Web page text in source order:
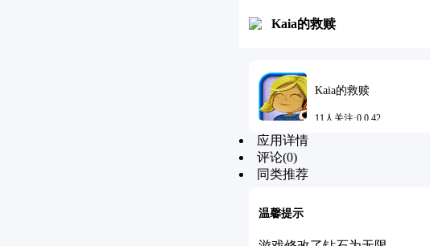
Kaia的救赎
Kaia的救赎
11人关注·0.0.42
应用详情
评论(0)
同类推荐
温馨提示